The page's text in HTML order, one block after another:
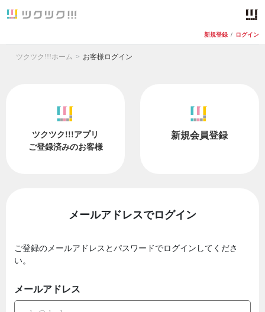
新規登録 / ログイン
ツクツク!!!ホーム お客様ログイン
ツクツク!!!アプリ
ご登録済みのお客様
新規会員登録
メールアドレスでログイン
ご登録のメールアドレスとパスワードでログインしてくださ
い。
メールアドレス